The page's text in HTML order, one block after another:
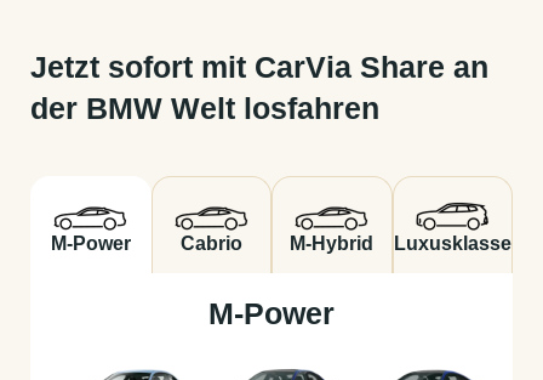
Jetzt sofort mit CarVia Share an
der BMW Welt losfahren
M-Power Cabrio M-Hybrid Luxusklasse
M-Power